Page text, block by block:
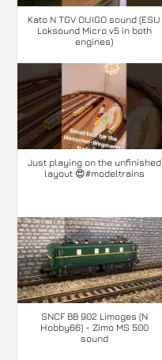
Kato N TGV OUIGO sound (ESU
Loksound Micro v5 in both
engines)
Just playing on the unfinished
layout 😍#modeltrains
SNCF BB 902 Limoges (N
Hobby66) - Zimo MS 500
sound